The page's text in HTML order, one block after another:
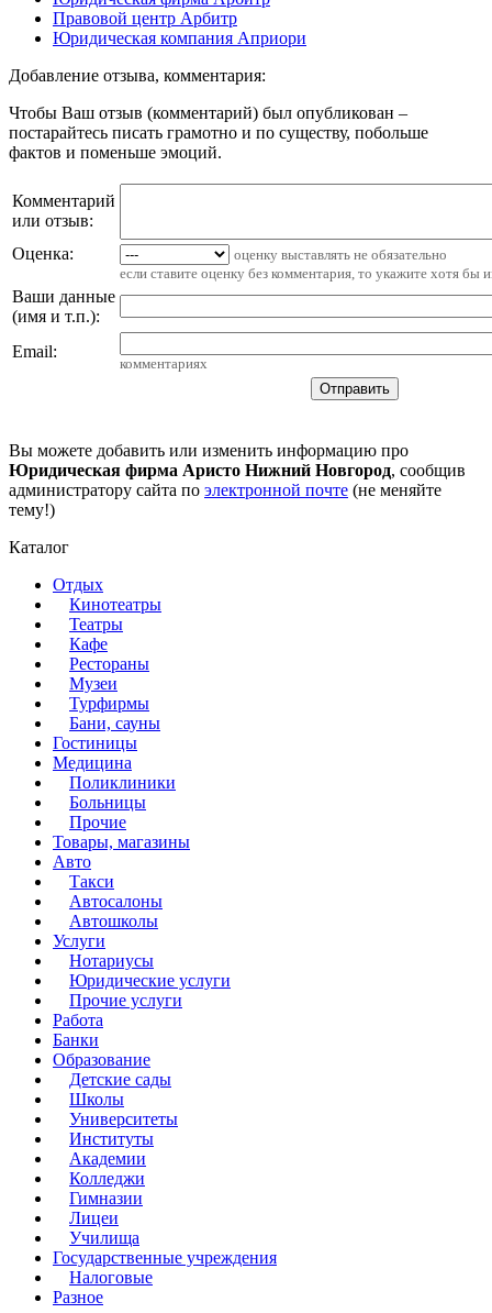
Правовой центр Арбитр
Юридическая компания Априори
Добавление отзыва, комментария:
Чтобы Ваш отзыв (комментарий) был опубликован –
постарайтесь писать грамотно и по существу, побольше
фактов и поменьше эмоций.
Комментарий
или отзыв:
Оценка:
оценку выставлять не обязательно
если ставите оценку без комментария, то укажите хотя бы
Ваши данные
(имя и т.п.):
Email:
комментариях
Вы можете добавить или изменить информацию про
Юридическая фирма Аристо Нижний Новгород, сообщив
администратору сайта по электронной почте (не меняйте
тему!)
Каталог
Отдых
Кинотеатры
Театры
Кафе
Рестораны
Музеи
Турфирмы
Бани, сауны
Гостиницы
Медицина
Поликлиники
Больницы
Прочие
Товары, магазины
Авто
Такси
Автосалоны
Автошколы
Услуги
Нотариусы
Юридические услуги
Прочие услуги
Работа
Банки
Образование
Детские сады
Школы
Университеты
Институты
Академии
Колледжи
Гимназии
Лицеи
Училища
Государственные учреждения
Налоговые
Разное